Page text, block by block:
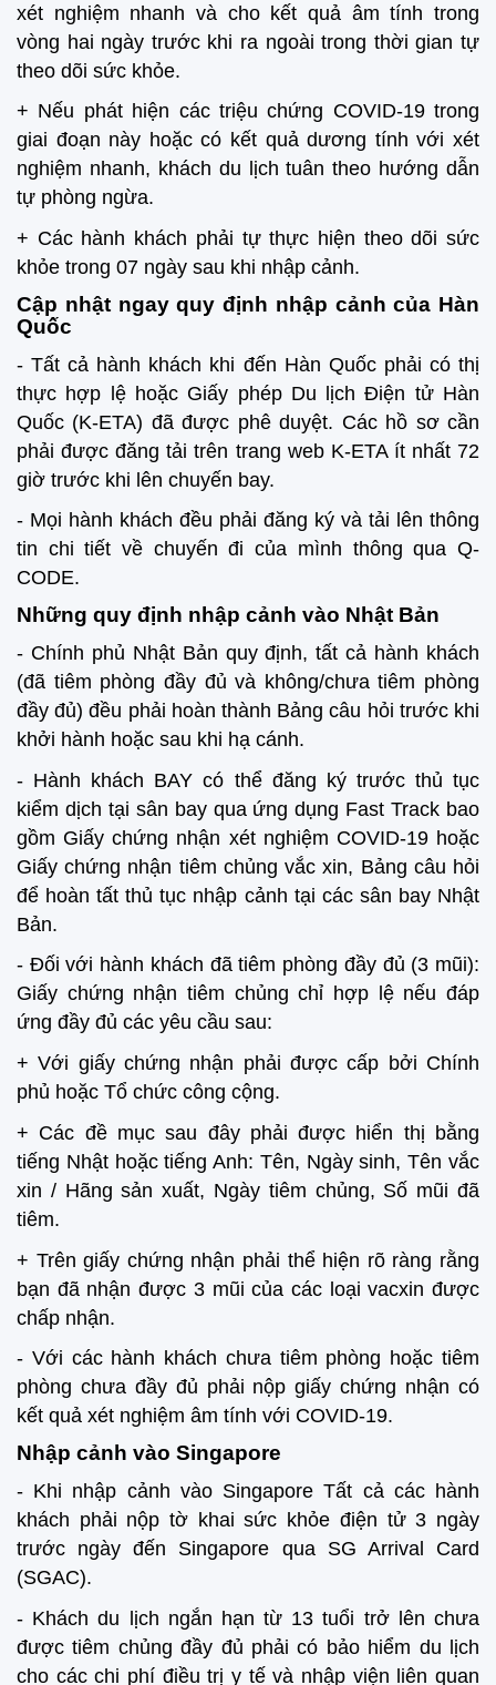
xét nghiệm nhanh và cho kết quả âm tính trong
vòng hai ngày trước khi ra ngoài trong thời gian tự
theo dõi sức khỏe.
+ Nếu phát hiện các triệu chứng COVID-19 trong
giai đoạn này hoặc có kết quả dương tính với xét
nghiệm nhanh, khách du lịch tuân theo hướng dẫn
tự phòng ngừa.
+ Các hành khách phải tự thực hiện theo dõi sức
khỏe trong 07 ngày sau khi nhập cảnh.
Cập nhật ngay quy định nhập cảnh của Hàn
Quốc
- Tất cả hành khách khi đến Hàn Quốc phải có thị
thực hợp lệ hoặc Giấy phép Du lịch Điện tử Hàn
Quốc (K-ETA) đã được phê duyệt. Các hồ sơ cần
phải được đăng tải trên trang web K-ETA ít nhất 72
giờ trước khi lên chuyến bay.
- Mọi hành khách đều phải đăng ký và tải lên thông
tin chi tiết về chuyến đi của mình thông qua Q-
CODE.
Những quy định nhập cảnh vào Nhật Bản
- Chính phủ Nhật Bản quy định, tất cả hành khách
(đã tiêm phòng đầy đủ và không/chưa tiêm phòng
đầy đủ) đều phải hoàn thành Bảng câu hỏi trước khi
khởi hành hoặc sau khi hạ cánh.
- Hành khách BAY có thể đăng ký trước thủ tục
kiểm dịch tại sân bay qua ứng dụng Fast Track bao
gồm Giấy chứng nhận xét nghiệm COVID-19 hoặc
Giấy chứng nhận tiêm chủng vắc xin, Bảng câu hỏi
để hoàn tất thủ tục nhập cảnh tại các sân bay Nhật
Bản.
- Đối với hành khách đã tiêm phòng đầy đủ (3 mũi):
Giấy chứng nhận tiêm chủng chỉ hợp lệ nếu đáp
ứng đầy đủ các yêu cầu sau:
+ Với giấy chứng nhận phải được cấp bởi Chính
phủ hoặc Tổ chức công cộng.
+ Các đề mục sau đây phải được hiển thị bằng
tiếng Nhật hoặc tiếng Anh: Tên, Ngày sinh, Tên vắc
xin / Hãng sản xuất, Ngày tiêm chủng, Số mũi đã
tiêm.
+ Trên giấy chứng nhận phải thể hiện rõ ràng rằng
bạn đã nhận được 3 mũi của các loại vacxin được
chấp nhận.
- Với các hành khách chưa tiêm phòng hoặc tiêm
phòng chưa đầy đủ phải nộp giấy chứng nhận có
kết quả xét nghiệm âm tính với COVID-19.
Nhập cảnh vào Singapore
- Khi nhập cảnh vào Singapore Tất cả các hành
khách phải nộp tờ khai sức khỏe điện tử 3 ngày
trước ngày đến Singapore qua SG Arrival Card
(SGAC).
- Khách du lịch ngắn hạn từ 13 tuổi trở lên chưa
được tiêm chủng đầy đủ phải có bảo hiểm du lịch
cho các chi phí điều trị y tế và nhập viện liên quan